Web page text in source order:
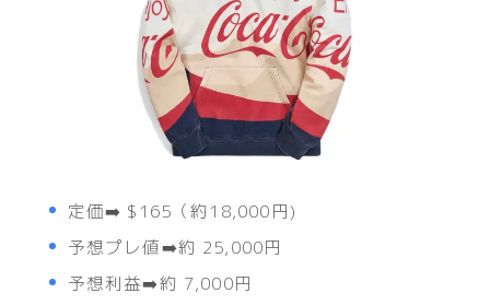
定価➡️ $165（約18,000円)
予想プレ値➡️約 25,000円
予想利益➡️約 7,000円